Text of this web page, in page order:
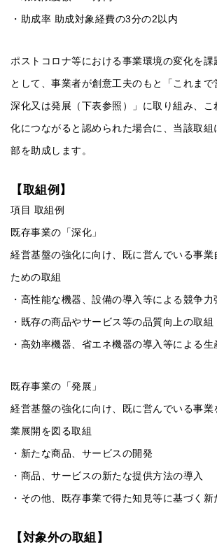
・助成率 助成対象経費の3分の2以内
ポストコロナ等における事業環境の変化を
として、事業者が創意工夫のもと「これま
深化又は発展（下表参照）」に取り組み、こ
化につながると認められた場合に、当該取
部を助成します。
【取組例】
項目 取組例
既存事業の「深化」
経営基盤の強化に向け、既に営んでいる事業
ための取組
・高性能な機器、設備の導入等による競争力
・既存の商品やサービス等の品質向上の取組
・高効率機器、省エネ機器の導入等による
既存事業の「発展」
経営基盤の強化に向け、既に営んでいる事
業展開を図る取組
・新たな商品、サービスの開発
・商品、サービスの新たな提供方法の導入
・その他、既存事業で得た知見等に基づく新
【対象外の取組】